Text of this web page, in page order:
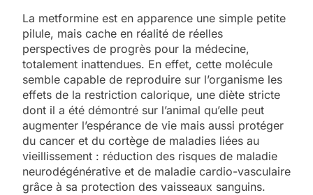
La metformine est en apparence une simple petite
pilule, mais cache en réalité de réelles
perspectives de progrès pour la médecine,
totalement inattendues. En effet, cette molécule
semble capable de reproduire sur l’organisme les
effets de la restriction calorique, une diète stricte
dont il a été démontré sur l’animal qu’elle peut
augmenter l’espérance de vie mais aussi protéger
du cancer et du cortège de maladies liées au
vieillissement : réduction des risques de maladie
neurodégénérative et de maladie cardio-vasculaire
grâce à sa protection des vaisseaux sanguins.